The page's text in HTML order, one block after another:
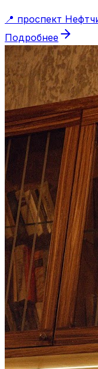
📍 проспект
Подробнее